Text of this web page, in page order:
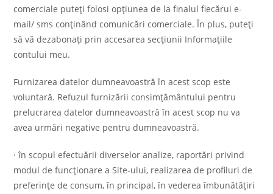
comerciale puteți folosi opţiunea de la finalul fiecărui e-
mail/ sms conţinând comunicări comerciale. În plus, puteți
să vă dezabonați prin accesarea secțiunii Informațiile
contului meu.
Furnizarea datelor dumneavoastră în acest scop este
voluntară. Refuzul furnizării consimțământului pentru
prelucrarea datelor dumneavoastră în acest scop nu va
avea urmări negative pentru dumneavoastră.
· în scopul efectuării diverselor analize, raportări privind
modul de funcționare a Site-ului, realizarea de profiluri de
preferinţe de consum, în principal, în vederea îmbunătăţiri